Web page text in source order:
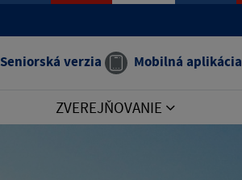
Seniorská verzia Mobilná aplikácia
ZVEREJŇOVANIE